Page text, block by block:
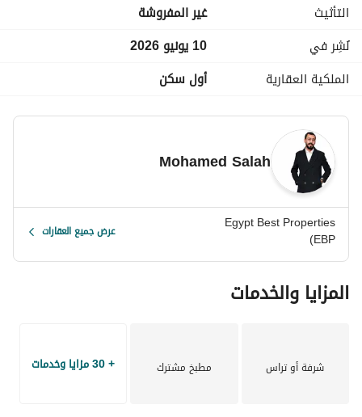
3 حمامات
--------------------------------
يوسف جمال
التأثيث
غير المفروشة
نُشِر في
10 يونيو 2026
الملكية العقارية
أول سكن
Mohamed Salah
Egypt Best Properties
(EBP عرض جميع العقارات
المزايا والخدمات
شرفة أو تراس مطبخ مشترك + 30 مزايا وخدمات